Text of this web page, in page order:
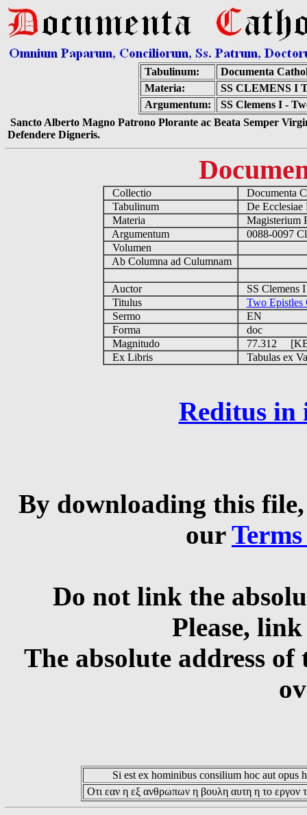
Tabulinum:
Documenta
Materia:
SS CLEMENS I
Argumentum:
SS Clemens I -
Sancto Alberto Magno Patrono Plorante ac Beata Semper
Defendere Digneris.
Collectio
Documenta
Tabulinum
De
Materia
Magisterium
Argumentum
0088-0097
Volumen
Ab Columna ad Culumnam
Auctor
SS Clemens
Titulus
Two
Sermo
EN
Forma
doc
Magnitudo
77.312
Ex Libris
Tabulas ex
Reditus in
By downloading this
our
Do not link the
Please,
The absolute address
Si est ex hominibus consilium hoc aut opus
Οτι εαν η εξ ανθρωπων η βουλη αυτη η το εργον